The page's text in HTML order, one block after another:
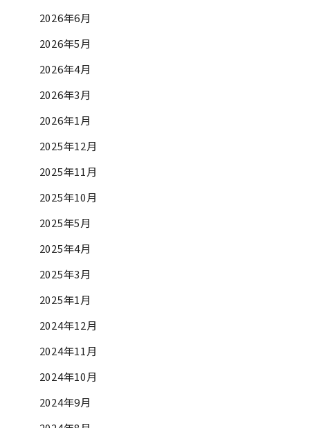
2026年6月
2026年5月
2026年4月
2026年3月
2026年1月
2025年12月
2025年11月
2025年10月
2025年5月
2025年4月
2025年3月
2025年1月
2024年12月
2024年11月
2024年10月
2024年9月